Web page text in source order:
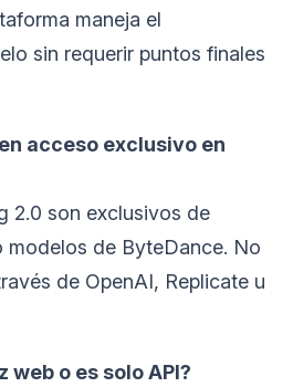
maneja el
sin requerir puntos finales
acceso exclusivo en
2.0 son exclusivos de
modelos de ByteDance. No
de OpenAI, Replicate u
web o es solo API?